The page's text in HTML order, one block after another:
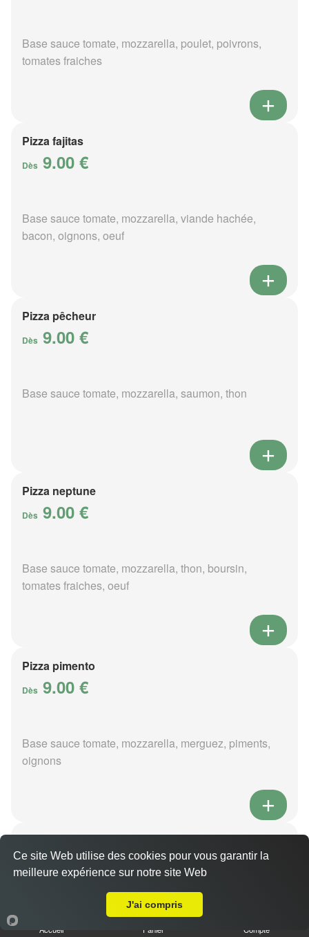
Base sauce tomate, mozzarella, poulet, poivrons,
tomates fraiches
Pizza fajitas
Dès 9.00 €
Base sauce tomate, mozzarella, viande hachée,
bacon, oignons, oeuf
Pizza pêcheur
Dès 9.00 €
Base sauce tomate, mozzarella, saumon, thon
Pizza neptune
Dès 9.00 €
Base sauce tomate, mozzarella, thon, boursin,
tomates fraiches, oeuf
Pizza pimento
Dès 9.00 €
Base sauce tomate, mozzarella, merguez, piments,
oignons
Dès 9.00 €
Base sauce poivre, mozzarella, viande hachée,
Accueil Panier Compte
Ce site Web utilise des cookies pour vous garantir la
meilleure expérience sur notre site Web
J'ai compris